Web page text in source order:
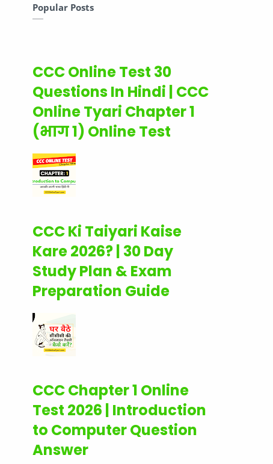
Popular Posts
CCC Online Test 30
Questions In Hindi | CCC
Online Tyari Chapter 1
(भाग 1) Online Test
CCC Ki Taiyari Kaise
Kare 2026? | 30 Day
Study Plan & Exam
Preparation Guide
CCC Chapter 1 Online
Test 2026 | Introduction
to Computer Question
Answer